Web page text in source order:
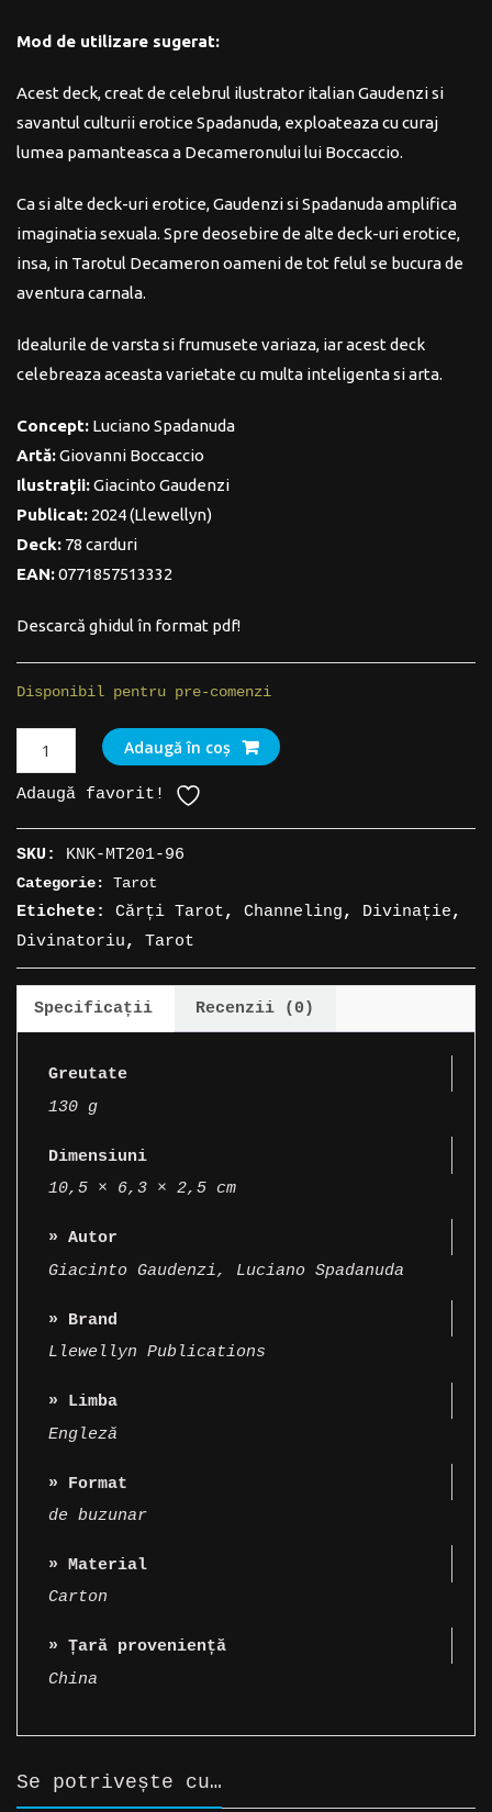
Mod de utilizare sugerat:
Acest deck, creat de celebrul ilustrator italian Gaudenzi si
savantul culturii erotice Spadanuda, exploateaza cu curaj
lumea pamanteasca a Decameronului lui Boccaccio.
Ca si alte deck-uri erotice, Gaudenzi si Spadanuda amplifica
imaginatia sexuala. Spre deosebire de alte deck-uri erotice,
insa, in Tarotul Decameron oameni de tot felul se bucura de
aventura carnala.
Idealurile de varsta si frumusete variaza, iar acest deck
celebreaza aceasta varietate cu multa inteligenta si arta.
Concept: Luciano Spadanuda
Artă:Giovanni Boccaccio
Ilustrații:Giacinto Gaudenzi
Publicat: 2024 (Llewellyn)
Deck: 78 carduri
EAN:0771857513332
Descarcă ghidul în format pdf!
Disponibil pentru pre-comenzi
Cantitate
Cărți
Tarot
»
Decameron
Adaugă în coș
Adaugă favorit!
SKU: KNK-MT201-96
Categorie: Tarot
Etichete: Cărți Tarot, Channeling, Divinație,
Divinatoriu, Tarot
Specificații Recenzii (0)
Greutate
130 g
Dimensiuni
10,5 × 6,3 × 2,5 cm
» Autor
Giacinto Gaudenzi, Luciano Spadanuda
» Brand
Llewellyn Publications
» Limba
Engleză
» Format
de buzunar
» Material
Carton
» Țară proveniență
China
Se potrivește cu…